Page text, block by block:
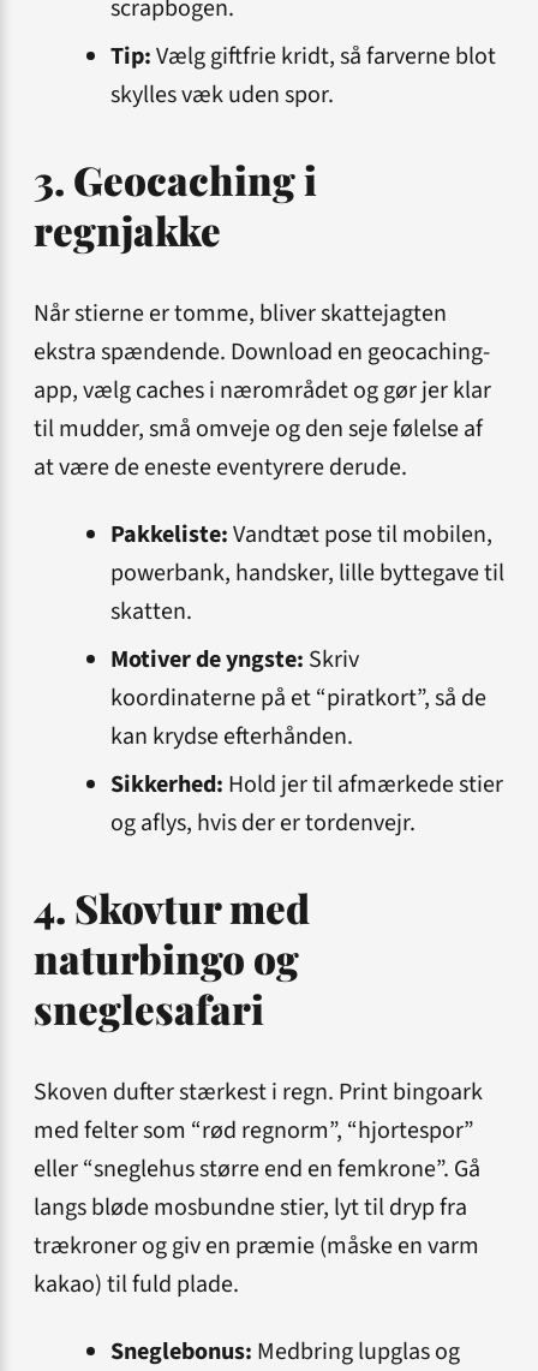
scrapbogen.
Tip:Vælg giftfrie kridt, så farverne blot
skylles væk uden spor.
3. Geocaching i
regnjakke
Når stierne er tomme, bliver skattejagten
ekstra spændende. Download en geocaching-
app, vælg caches i nærområdet og gør jer klar
til mudder, små omveje og den seje følelse af
at være de eneste eventyrere derude.
Pakkeliste:Vandtæt pose til mobilen,
powerbank, handsker, lille byttegave til
skatten.
Motiver de yngste: Skriv
koordinaterne på et “piratkort”, så de
kan krydse efterhånden.
Sikkerhed: Hold jer til afmærkede stier
og aflys, hvis der er tordenvejr.
4. Skovtur med
naturbingo og
sneglesafari
Skoven dufter stærkest i regn. Print bingoark
med felter som “rød regnorm”, “hjortespor”
eller “sneglehus større end en femkrone”. Gå
langs bløde mosbundne stier, lyt til dryp fra
trækroner og giv en præmie (måske en varm
kakao) til fuld plade.
Sneglebonus: Medbring lupglas og